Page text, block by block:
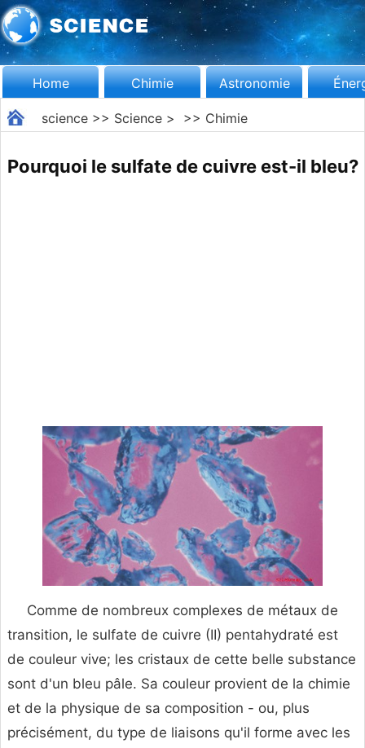
Home Chimie Astronomie
science>> Science> >> Chimie
Pourquoi le sulfate de cuivre est-il bleu?
Comme de nombreux complexes de métaux de
transition, le sulfate de cuivre (II) pentahydraté est
de couleur vive; les cristaux de cette belle substance
sont d'un bleu pâle. Sa couleur provient de la chimie
et de la physique de sa composition - ou, plus
précisément, du type de liaisons qu'il forme avec les